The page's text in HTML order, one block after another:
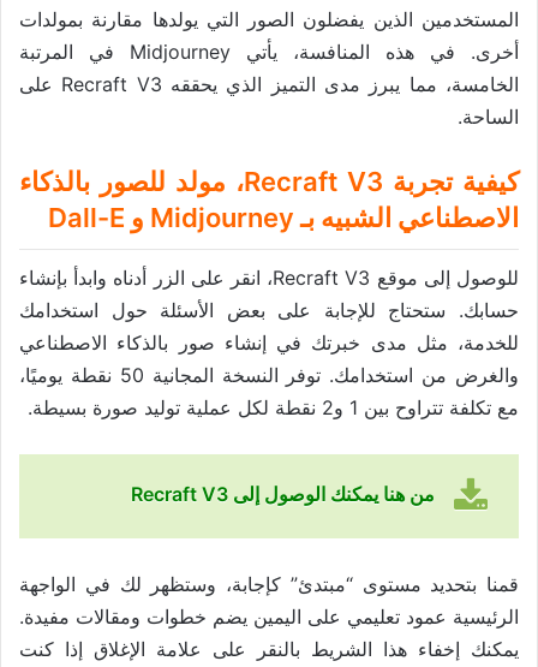
المستخدمين الذين يفضلون الصور التي يولدها مقارنة بمولدات
أخرى. في هذه المنافسة، يأتي Midjourney في المرتبة
الخامسة، مما يبرز مدى التميز الذي يحققه Recraft V3 على
الساحة.
كيفية تجربة Recraft V3، مولد للصور بالذكاء
الاصطناعي الشبيه بـ Midjourney و Dall-E
للوصول إلى موقع Recraft V3، انقر على الزر أدناه وابدأ بإنشاء
حسابك. ستحتاج للإجابة على بعض الأسئلة حول استخدامك
للخدمة، مثل مدى خبرتك في إنشاء صور بالذكاء الاصطناعي
والغرض من استخدامك. توفر النسخة المجانية 50 نقطة يوميًا،
مع تكلفة تتراوح بين 1 و2 نقطة لكل عملية توليد صورة بسيطة.
من هنا يمكنك الوصول إلى Recraft V3
قمنا بتحديد مستوى “مبتدئ” كإجابة، وستظهر لك في الواجهة
الرئيسية عمود تعليمي على اليمين يضم خطوات ومقالات مفيدة.
يمكنك إخفاء هذا الشريط بالنقر على علامة الإغلاق إذا كنت